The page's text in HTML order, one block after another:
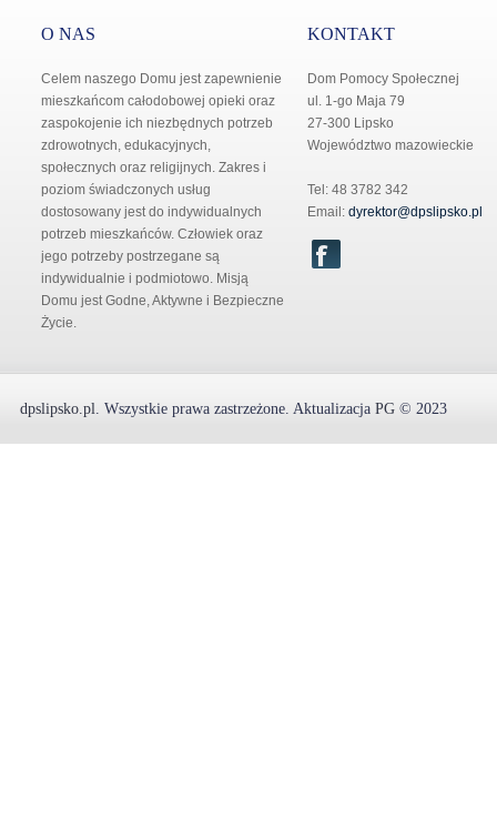
O NAS
Celem naszego Domu jest zapewnienie
mieszkańcom całodobowej opieki oraz
zaspokojenie ich niezbędnych potrzeb
zdrowotnych, edukacyjnych,
społecznych oraz religijnych. Zakres i
poziom świadczonych usług
dostosowany jest do indywidualnych
potrzeb mieszkańców. Człowiek oraz
jego potrzeby postrzegane są
indywidualnie i podmiotowo. Misją
Domu jest Godne, Aktywne i Bezpieczne
Życie.
KONTAKT
Dom Pomocy Społecznej
ul. 1-go Maja 79
27-300 Lipsko
Województwo mazowieckie
Tel: 48 3782 342
Email: dyrektor@dpslipsko.pl
dpslipsko.pl. Wszystkie prawa zastrzeżone. Aktualizacja PG © 2023